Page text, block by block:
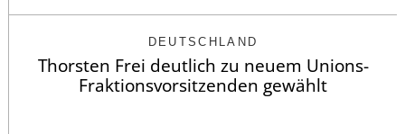
DEUTSCHLAND
Thorsten Frei deutlich zu neuem Unions-
Fraktionsvorsitzenden gewählt